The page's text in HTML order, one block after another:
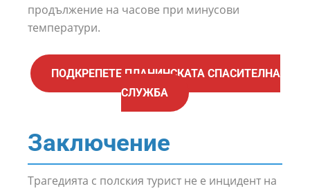
продължение на часове при минусови
температури.
ПОДКРЕПЕТЕ ПЛАНИНСКАТА СПАСИТЕЛНА
СЛУЖБА
Заключение
Трагедията с полския турист не е инцидент на